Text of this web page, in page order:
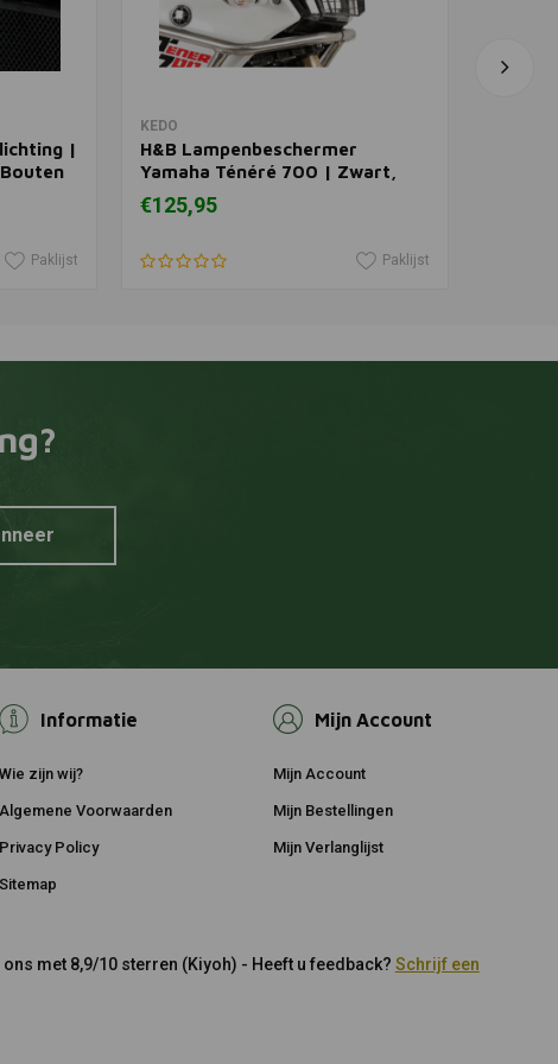
|
Paklijst
KEDO
H&B Lampenbeschermer
Yamaha Ténéré 700 | Zwart,
Gepoedercoat
€125,95
Paklijst
Informatie
Wie zijn wij?
Algemene Voorwaarden
Privacy Policy
Sitemap
Mijn Account
Mijn Account
Mijn Bestellingen
Mijn Verlanglijst
met 8,9/10 sterren (Kiyoh) - Heeft u feedback? Schrijf een